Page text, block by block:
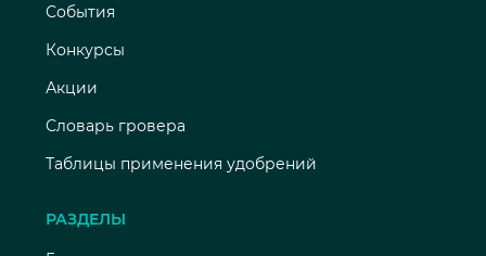
События
Конкурсы
Акции
Словарь гровера
Таблицы применения удобрений
РАЗДЕЛЫ